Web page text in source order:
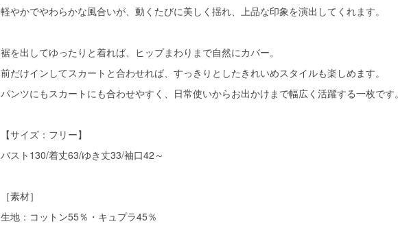
軽やかでやわらかな風合いが、動くたびに美しく揺れ、上品な印象を演出してくれます。
裾を出してゆったりと着れば、ヒップまわりまで自然にカバー。
前だけインしてスカートと合わせれば、すっきりとしたきれいめスタイルも楽しめます。
パンツにもスカートにも合わせやすく、日常使いからお出かけまで幅広く活躍する一枚です。
【サイズ：フリー】
バスト130/着丈63/ゆき丈33/袖口42～
［素材］
生地：コットン55％・キュプラ45％